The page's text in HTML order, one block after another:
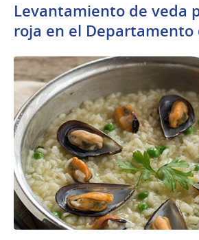
Levantamiento de veda
roja en el Departamento